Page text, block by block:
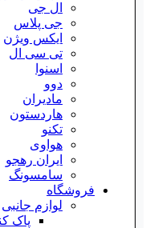
ال جی
جی پلاس
ایکس ویژن
تی سی ال
اسنوا
دوو
مادیران
هاردستون
تکنو
هواوی
ایران رهجو
سامسونگ
فروشگاه
لوازم جانبی
پاک